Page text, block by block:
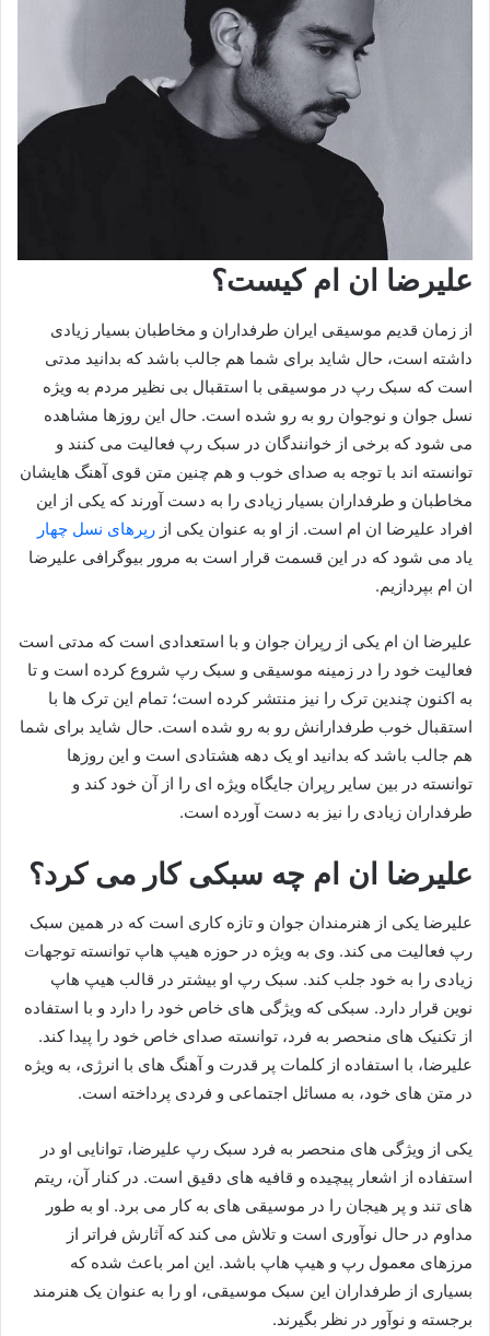
علیرضا ان ام کیست؟
از زمان قدیم موسیقی ایران طرفداران و مخاطبان بسیار زیادی
داشته است، حال شاید برای شما هم جالب باشد که بدانید مدتی
است که سبک رپ در موسیقی با استقبال بی نظیر مردم به ویژه
نسل جوان و نوجوان رو به رو شده است. حال این روزها مشاهده
می شود که برخی از خوانندگان در سبک رپ فعالیت می‌ کنند و
توانسته اند با توجه به صدای خوب و هم چنین متن قوی آهنگ هایشان
مخاطبان و طرفداران بسیار زیادی را به دست آورند که یکی از این
افراد علیرضا ان ام است. از او به عنوان یکی از رپرهای نسل چهار
یاد می‌ شود که در این قسمت قرار است به مرور بیوگرافی علیرضا
ان ام بپردازیم.
علیرضا ان ام یکی از رپران جوان و با استعدادی است که مدتی است
فعالیت خود را در زمینه موسیقی و سبک رپ شروع کرده است و تا
به اکنون چندین ترک را نیز منتشر کرده است؛ تمام این ترک ها با
استقبال خوب طرفدارانش رو به رو شده است. حال شاید برای شما
هم جالب باشد که بدانید او یک دهه هشتادی است و این روزها
توانسته در بین سایر رپران جایگاه ویژه ای را از آن خود کند و
طرفداران زیادی را نیز به دست آورده است.
علیرضا ان ام چه سبکی کار می کرد؟
علیرضا یکی از هنرمندان جوان و تازه‌ کاری است که در همین سبک
رپ فعالیت می‌ کند. وی به‌ ویژه در حوزه هیپ هاپ توانسته توجهات
زیادی را به خود جلب کند. سبک رپ او بیشتر در قالب هیپ هاپ
نوین قرار دارد. سبکی که ویژگی‌ های خاص خود را دارد و با استفاده
از تکنیک‌ های منحصر به فرد، توانسته صدای خاص خود را پیدا کند.
علیرضا، با استفاده از کلمات پر قدرت و آهنگ‌ های با انرژی، به‌ ویژه
در متن‌ های خود، به مسائل اجتماعی و فردی پرداخته است.
یکی از ویژگی‌ های منحصر به فرد سبک رپ علیرضا، توانایی او در
استفاده از اشعار پیچیده و قافیه‌ های دقیق است. در کنار آن، ریتم‌
های تند و پر هیجان را در موسیقی‌ های به کار می‌ برد. او به‌ طور
مداوم در حال نوآوری است و تلاش می‌ کند که آثارش فراتر از
مرزهای معمول رپ و هیپ هاپ باشد. این امر باعث شده که
بسیاری از طرفداران این سبک موسیقی، او را به عنوان یک هنرمند
برجسته و نوآور در نظر بگیرند.